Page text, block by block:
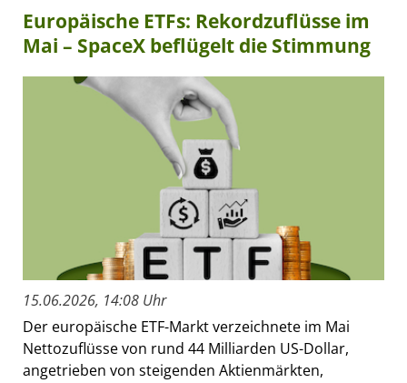
Europäische ETFs: Rekordzuflüsse im
Mai – SpaceX beflügelt die Stimmung
15.06.2026, 14:08 Uhr
Der europäische ETF-Markt verzeichnete im Mai
Nettozuflüsse von rund 44 Milliarden US-Dollar,
angetrieben von steigenden Aktienmärkten,